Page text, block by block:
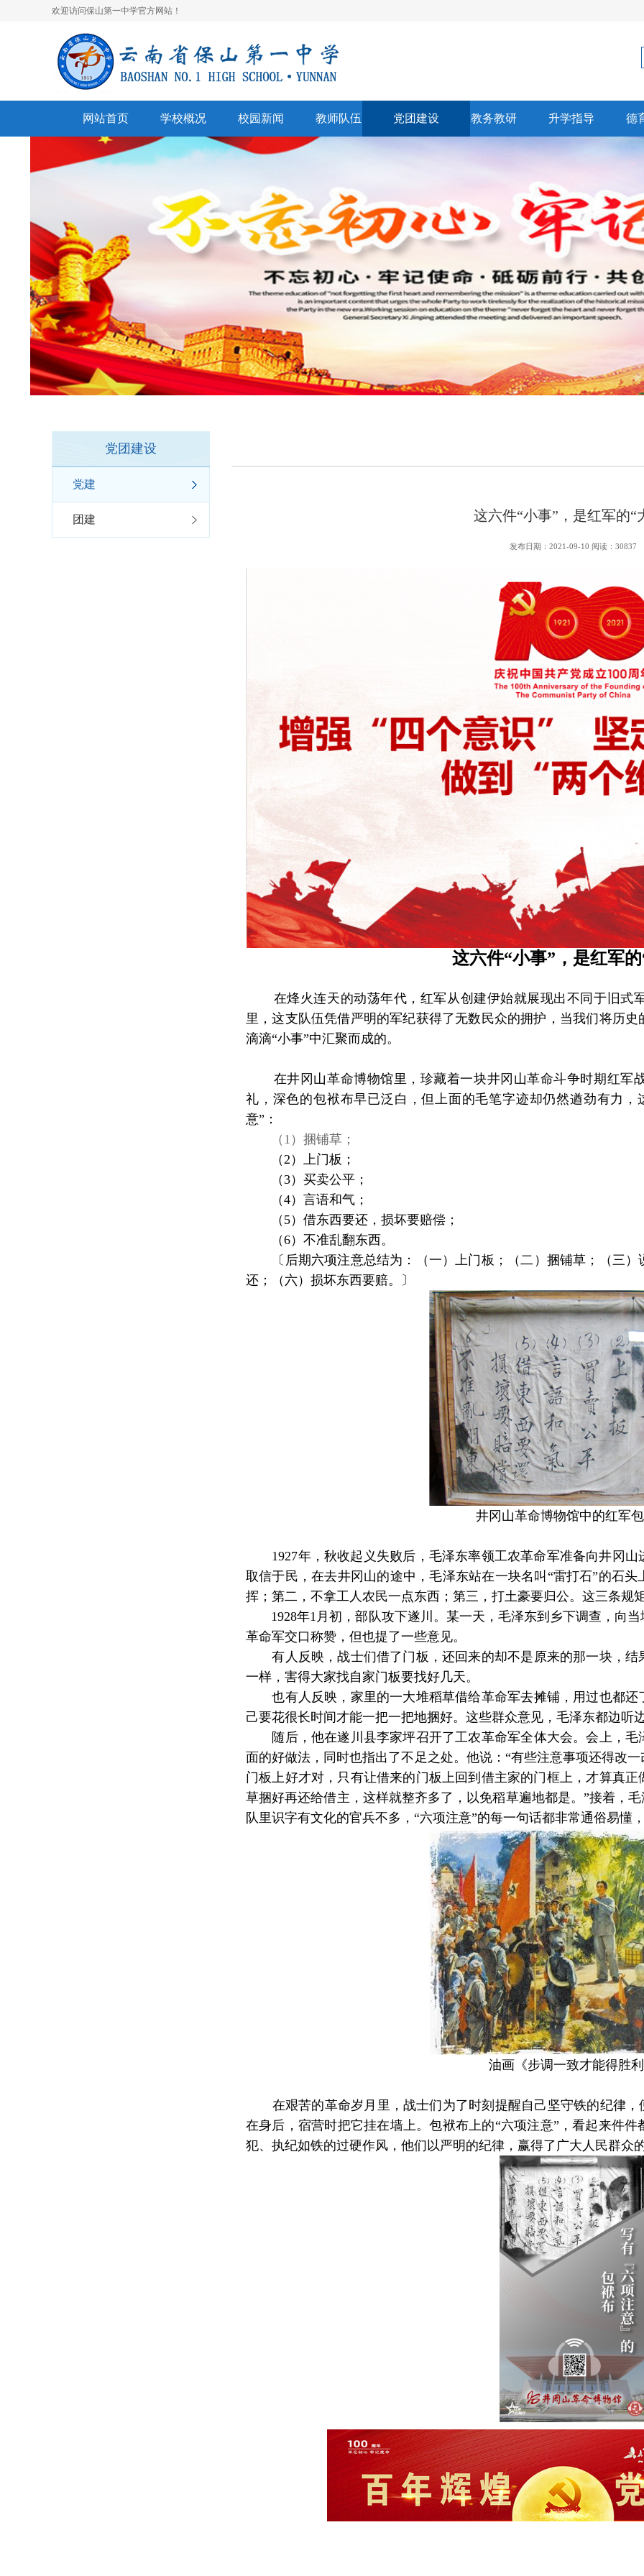
欢迎访问保山第一中学官方网站！
网站首页 学校概况
学校简介
学校荣誉
美丽校园
校园新闻
校园快讯
通知公告
教师队伍
表彰奖励
党团建设 教务教研
高考中考
升学指导
心理健康
文创研习
升学信息
德
党团建设
党建
团建 这六件“小事”，是红军的“
发布日期：2021-09-10 阅读：30837
这六件“小事”，是红军
在烽火连天的动荡年代，红军从创建伊始就展现出不同于旧式
里，这支队伍凭借严明的军纪获得了无数民众的拥护，当我们将历
滴滴“小事”中汇聚而成的。
在井冈山革命博物馆里，珍藏着一块井冈山革命斗争时期红军
礼，深色的包袱布早已泛白，但上面的毛笔字迹却仍然遒劲有力
意”：
（1）捆铺草；
（2）上门板；
（3）买卖公平；
（4）言语和气；
（5）借东西要还，损坏要赔偿；
（6）不准乱翻东西。
〔后期六项注意总结为：（一）上门板；（二）捆铺草；（三
还；（六）损坏东西要赔。〕
井冈山革命博物馆中的红军
1927年，秋收起义失败后，毛泽东率领工农革命军准备向井冈山
取信于民，在去井冈山的途中，毛泽东站在一块名叫“雷打石”的石
挥；第二，不拿工人农民一点东西；第三，打土豪要归公。这三条规
1928年1月初，部队攻下遂川。某一天，毛泽东到乡下调查，向当
革命军交口称赞，但也提了一些意见。
有人反映，战士们借了门板，还回来的却不是原来的那一块，结
一样，害得大家找自家门板要找好几天。
也有人反映，家里的一大堆稻草借给革命军去摊铺，用过也都还
己要花很长时间才能一把一把地捆好。这些群众意见，毛泽东都边听
随后，他在遂川县李家坪召开了工农革命军全体大会。会上，毛
面的好做法，同时也指出了不足之处。他说：“有些注意事项还得改
门板上好才对，只有让借来的门板上回到借主家的门框上，才算真
草捆好再还给借主，这样就整齐多了，以免稻草遍地都是。”接着，
队里识字有文化的官兵不多，“六项注意”的每一句话都非常通俗易懂
油画《步调一致才能得胜
在艰苦的革命岁月里，战士们为了时刻提醒自己坚守铁的纪律，
在身后，宿营时把它挂在墙上。包袱布上的“六项注意”，看起来件
犯、执纪如铁的过硬作风，他们以严明的纪律，赢得了广大人民群众